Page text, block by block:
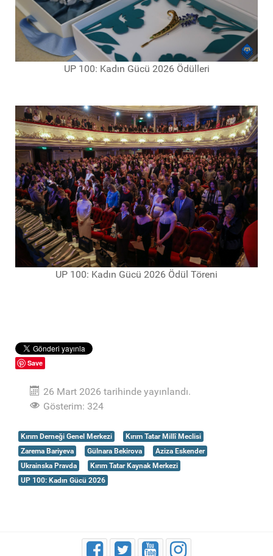
UP 100: Kadın Gücü 2026 Ödülleri
UP 100: Kadın Gücü 2026 Ödül Töreni
Save
26 Mart 2026 tarihinde yayınlandı.
Gösterim: 324
Kırım Derneği Genel Merkezi
Kırım Tatar Millî Meclisi
Zarema Bariyeva
Gülnara Bekirova
Aziza Eskender
Ukrainska Pravda
Kırım Tatar Kaynak Merkezi
UP 100: Kadın Gücü 2026